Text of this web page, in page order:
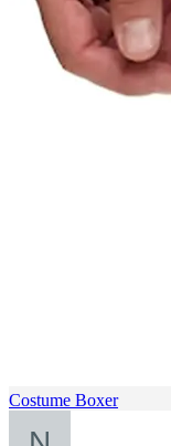
Costume Boxer